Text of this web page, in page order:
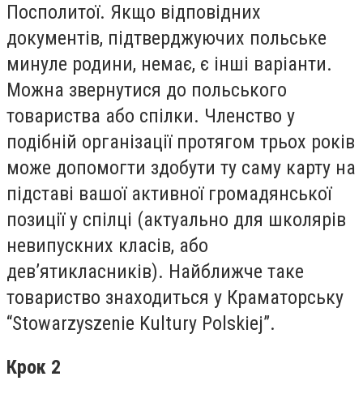
Посполитої. Якщо відповідних
документів, підтверджуючих польське
минуле родини, немає, є інші варіанти.
Можна звернутися до польського
товариства або спілки. Членство у
подібній організації протягом трьох років
може допомогти здобути ту саму карту на
підставі вашої активної громадянської
позиції у спілці (актуально для школярів
невипускних класів, або
дев’ятикласників). Найближче таке
товариство знаходиться у Краматорську
“Stowarzyszenie Kultury Polskiej”.
Крок 2